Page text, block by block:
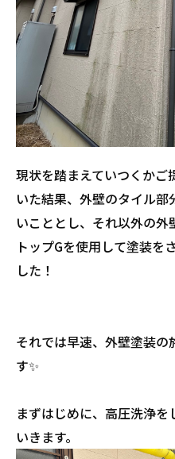
現状を踏まえていつくかご
いた結果、外壁のタイル
いこととし、それ以外の
トップGを使用して塗装を
した！
それでは早速、外壁塗装
す✨
まずはじめに、高圧洗浄
いきます。